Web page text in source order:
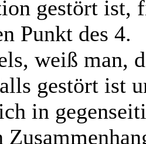
gestört ist,
Punkt des 4.
weiß man,
gestört ist
in